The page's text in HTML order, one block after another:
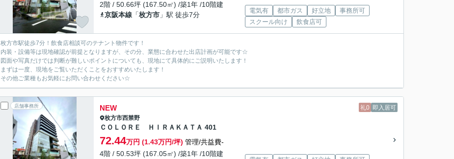
2階 / 50.66坪 (167.50㎡) /築1年 /10階建
京阪本線 「枚方市 」駅 徒歩7分
電気有 都市ガス 好立地
事務所可
スクール向け
飲食店可
枚方市駅徒歩7分！飲食店相談可のテナント物件です！
内装・設備等は現地確認が前提となりますが、その分、業態に合わせた出店計画が可能です☆
図面や写真だけでは判断が難しいポイントについても、現地にて具体的にご説明いたします！
まずは一度、現地をご覧いただくことをおすすめいたします！
その他ご業種もお気軽にお問い合わせください☆
店舗事務所 礼0 即入居可
NEW
枚方市西禁野
ＣＯＬＯＲＥ ＨＩＲＡＫＡＴＡ 401
72.44万円 (1.43万円/坪) 管理/共益費-
4階 / 50.53坪 (167.05㎡) /築1年 /10階建